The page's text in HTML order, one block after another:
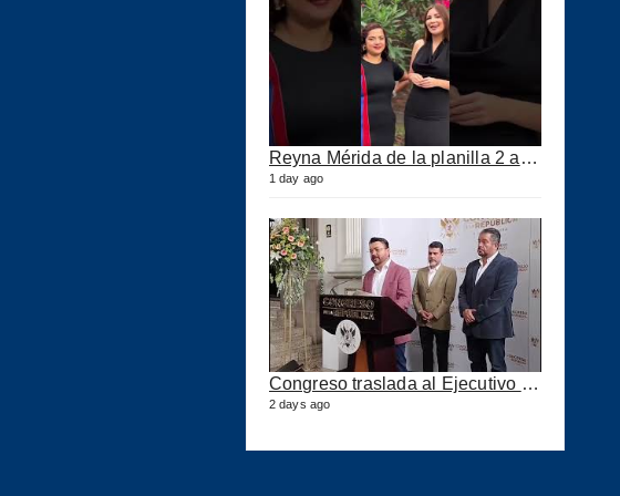
Reyna Mérida de la planilla 2 agradeció a los CPA por su confianza
1 day ago
Congreso traslada al Ejecutivo las reformas a la Ley del IUSI tras firma del Decreto 18-2026
2 days ago